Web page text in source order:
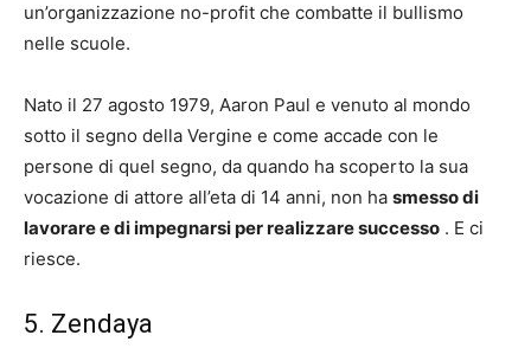
un’organizzazione no-profit che combatte il bullismo
nelle scuole.
Nato il 27 agosto 1979, Aaron Paul e venuto al mondo
sotto il segno della Vergine e come accade con le
persone di quel segno, da quando ha scoperto la sua
vocazione di attore all’eta di 14 anni, non ha smesso di
lavorare e di impegnarsi per realizzare successo . E ci
riesce.
5. Zendaya